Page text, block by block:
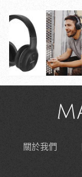
關於我們